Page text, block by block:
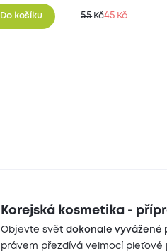
Do košíku 55 Kč45 Kč
Korejská kosmetika -
Objevte svět dokonale vyvážené
právem přezdívá velmocí pleťové